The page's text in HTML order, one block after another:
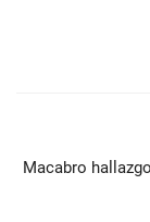
Macabro